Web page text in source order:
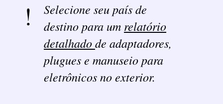
Selecione seu país de
destino para um relatório
detalhadode adaptadores,
plugues e manuseio para
eletrônicos no exterior.